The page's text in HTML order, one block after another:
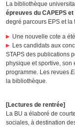
La bibliothèque
épreuves du CAPEPS
degré parcours EPS et la
Une nouvelle cote a
Les candidats aux
STAPS des publications
physique et sportive, son
programme. Les revues
la bibliothèque.
[Lectures de rentrée]
La BU a élaboré de
sociales, à destination